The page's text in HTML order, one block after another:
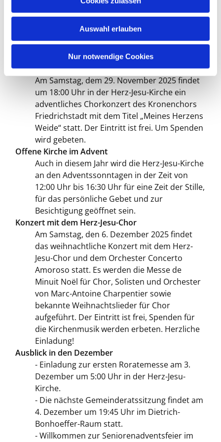
Auswahl erlauben
Nur notwendige Cookies
Herzliche Einladung an alle Kinder an den
in der Krypta der Herz -Jesu Kirche. Wir
starten gemeinsam um 10:30 Uhr mit der
Gemeinde.
Adventliches Chorkonzert
Am Samstag, dem 29. November 2025 findet
um 18:00 Uhr in der Herz-Jesu-Kirche ein
adventliches Chorkonzert des Kronenchors
Friedrichstadt mit dem Titel „Meines Herzens
Weide“ statt. Der Eintritt ist frei. Um Spenden
wird gebeten.
Offene Kirche im Advent
Auch in diesem Jahr wird die Herz-Jesu-Kirche
an den Adventssonntagen in der Zeit von
12:00 Uhr bis 16:30 Uhr für eine Zeit der Stille,
für das persönliche Gebet und zur
Besichtigung geöffnet sein.
Konzert mit dem Herz-Jesu-Chor
Am Samstag, den 6. Dezember 2025 findet
das weihnachtliche Konzert mit dem Herz-
Jesu-Chor und dem Orchester Concerto
Amoroso statt. Es werden die Messe de
Minuit Noël für Chor, Solisten und Orchester
von Marc-Antoine Charpentier sowie
bekannte Weihnachtslieder für Chor
aufgeführt. Der Eintritt ist frei, Spenden für
die Kirchenmusik werden erbeten. Herzliche
Einladung!
Ausblick in den Dezember
- Einladung zur ersten Roratemesse am 3.
Dezember um 5:00 Uhr in der Herz-Jesu-
Kirche.
- Die nächste Gemeinderatssitzung findet am
4. Dezember um 19:45 Uhr im Dietrich-
Bonhoeffer-Raum statt.
- Willkommen zur Seniorenadventsfeier im